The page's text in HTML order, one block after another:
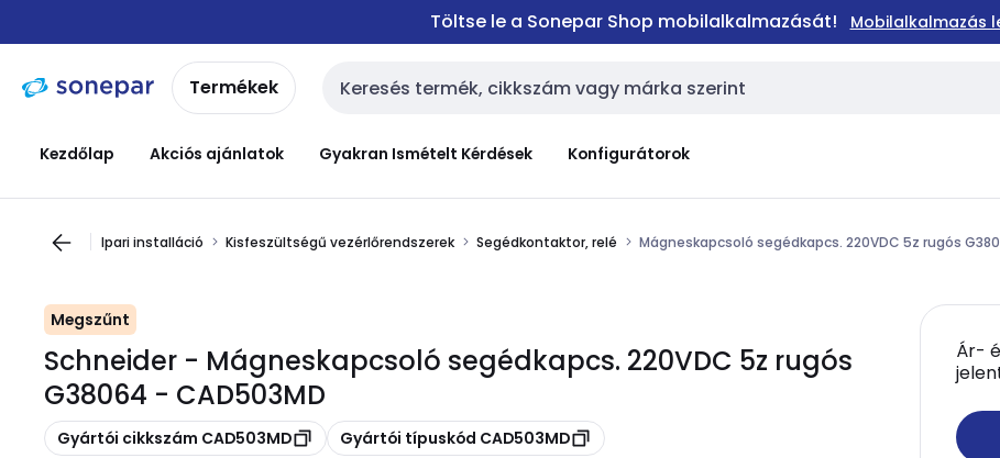
navigációhoztartalomra
Töltse le a Sonepar Shop mobilalkalmazását! Mobilalkalmazás
Termékek Keresési bemenet
Kezdőlap Akciós ajánlatok Gyakran Ismételt Kérdések Konfigurátorok
Ipari installáció Kisfeszültségű vezérlőrendszerek Segédkontaktor, relé Mágneskapcsoló segédkapcs. 220VDC 5z rugós
Megszűnt
Schneider - Mágneskapcsoló segédkapcs. 220VDC 5z rugós
G38064 - CAD503MD
Másolás
Gyártói cikkszám CAD503MD Másolás
Gyártói típuskód CAD503MD
Ár-